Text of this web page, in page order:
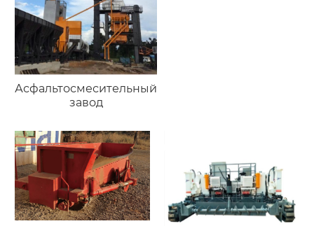
Асфальтосмесительный
завод